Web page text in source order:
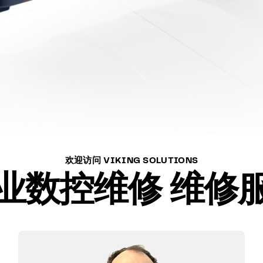
欢迎访问 VIKING SOLUTIONS
数控维修 维修